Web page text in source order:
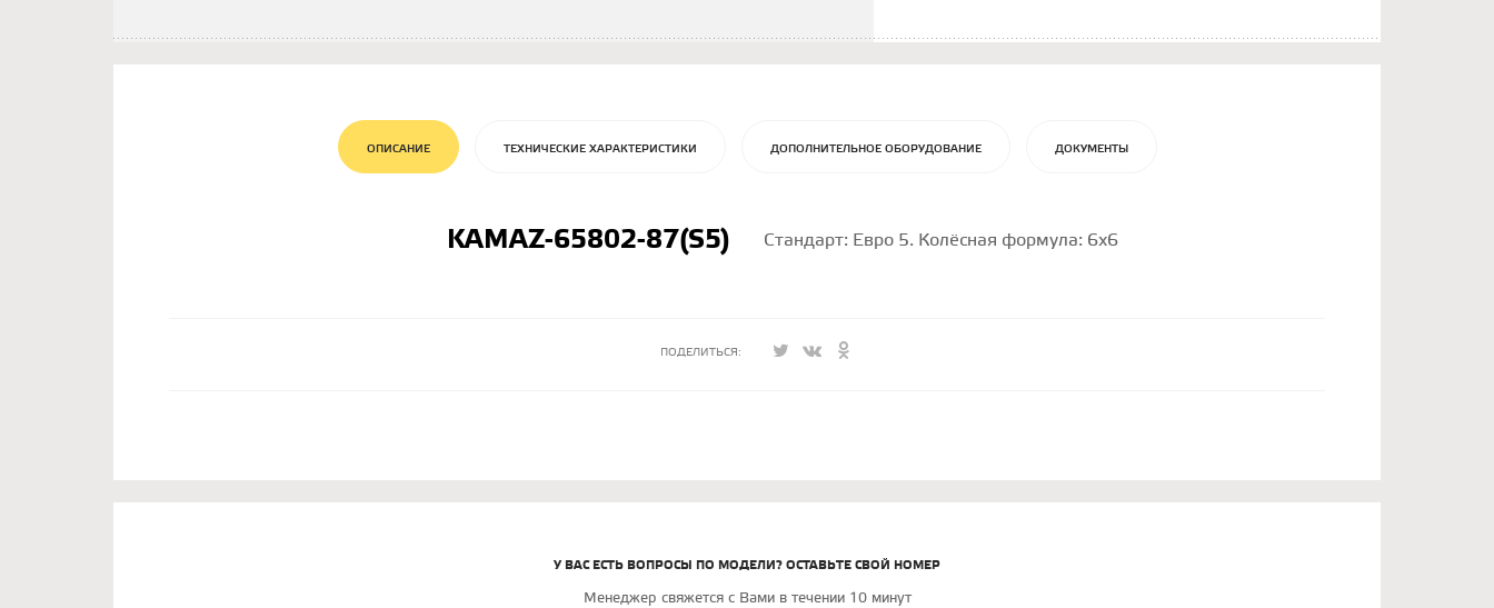
ОПИСАНИЕ ТЕХНИЧЕСКИЕ ХАРАКТЕРИСТИКИ ДОПОЛНИТЕЛЬНОЕ ОБОРУДОВАНИЕ ДОКУМЕНТЫ
KAMAZ-65802-87(S5) Стандарт: Евро 5. Колёсная формула: 6х6
ПОДЕЛИТЬСЯ:
У ВАС ЕСТЬ ВОПРОСЫ ПО МОДЕЛИ? ОСТАВЬТЕ СВОЙ НОМЕР
Менеджер свяжется с Вами в течении 10 минут